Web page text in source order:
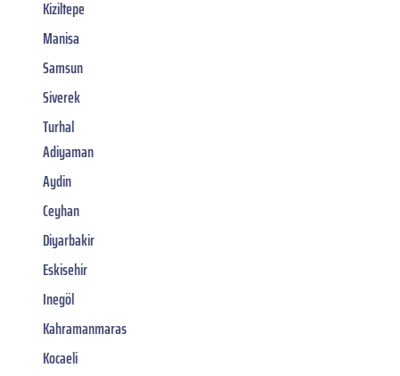
Kiziltepe
Manisa
Samsun
Siverek
Turhal
Adiyaman
Aydin
Ceyhan
Diyarbakir
Eskisehir
Inegöl
Kahramanmaras
Kocaeli